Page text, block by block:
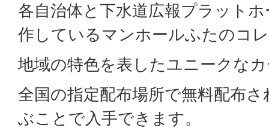
各自治体と下水道広報プラット
作しているマンホールふたのコ
地域の特色を表したユニークな
全国の指定配布場所で無料配布
ぶことで入手できます。